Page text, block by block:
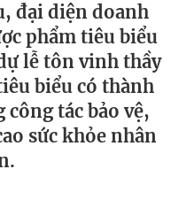
đại diện doanh
phẩm tiêu biểu
lễ tôn vinh thầy
biểu có thành
tác bảo vệ,
sức khỏe nhân